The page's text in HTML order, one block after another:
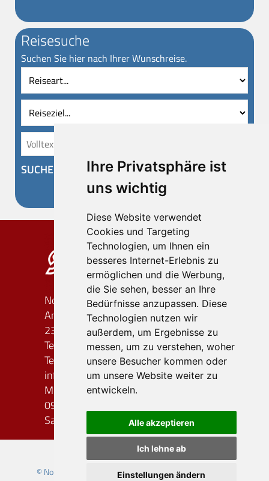
Ihre Privatsphäre ist
uns wichtig
Diese Website verwendet
Cookies und Targeting
Technologien, um Ihnen ein
besseres Internet-Erlebnis zu
ermöglichen und die Werbung,
die Sie sehen, besser an Ihre
Bedürfnisse anzupassen. Diese
Technologien nutzen wir
außerdem, um Ergebnisse zu
messen, um zu verstehen, woher
unsere Besucher kommen oder
um unsere Website weiter zu
entwickeln.
Alle akzeptieren
Ich lehne ab
Einstellungen ändern
Reisesuche
Suchen Sie hier nach Ihrer Wunschreise.
Reiseart
SUCHEN
Nordland-Reiseagentur OHG
An der Bäderstraße 58/60
23701 Süsel
Telefon: (0 45 24) 7 45 48
Telefax: (0 45 24) 7 03 05 68
info
nordland-reiseagentur.de
Montag - Freitag
09.00 - 12.00 Uhr / 14.00 - 17.00 Uhr
Samstag geschlossen
© Nordland Reiseagentur 2026 | created byvistabus.de